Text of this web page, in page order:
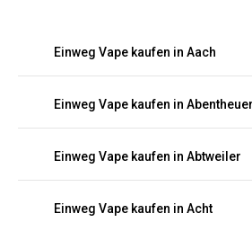
Einweg Vape kaufen in Aach
Einweg Vape kaufen in Abentheuer
Einweg Vape kaufen in Abtweiler
Einweg Vape kaufen in Acht